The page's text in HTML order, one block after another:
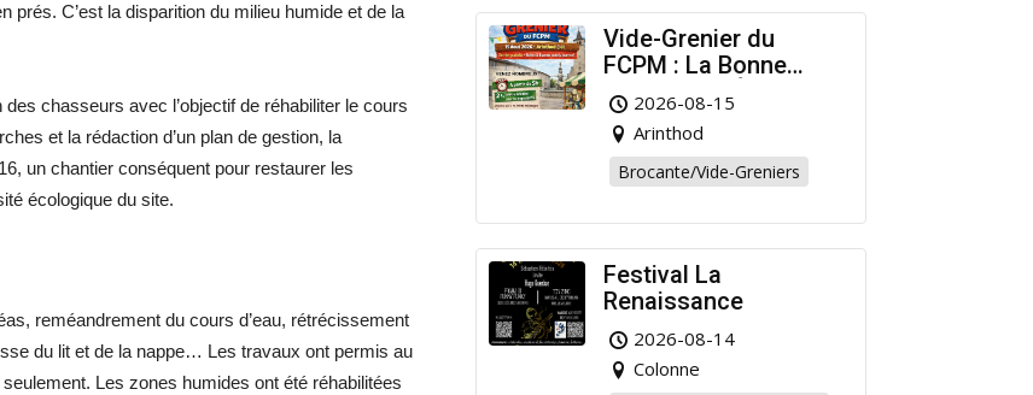
prés. C’est la disparition du milieu humide et de la
chasseurs avec l’objectif de réhabiliter le cours
et la rédaction d’un plan de gestion, la
un chantier conséquent pour restaurer les
écologique du site.
reméandrement du cours d’eau, rétrécissement
du lit et de la nappe… Les travaux ont permis au
Les zones humides ont été réhabilitées
Vide-Grenier du
FCPM : La Bonne
Affaire de l’Été à
Arinthod !
2026-08-15
Arinthod
Brocante/Vide-Greniers
Festival La
Renaissance
2026-08-14
Colonne